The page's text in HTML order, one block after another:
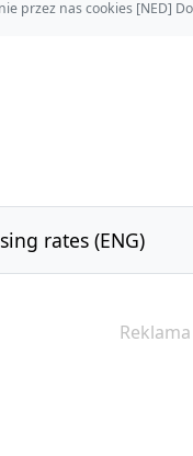
przez nas cookies
rates (ENG)
Reklama